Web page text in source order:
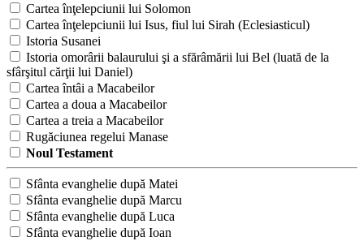
Cartea înţelepciunii lui Solomon
Cartea înţelepciunii lui Isus, fiul lui Sirah (Eclesiasticul)
Istoria Susanei
Istoria omorârii balaurului şi a sfărâmării lui Bel (luată de la
sfârşitul cărţii lui Daniel)
Cartea întâi a Macabeilor
Cartea a doua a Macabeilor
Cartea a treia a Macabeilor
Rugăciunea regelui Manase
Noul Testament
Sfânta evanghelie după Matei
Sfânta evanghelie după Marcu
Sfânta evanghelie după Luca
Sfânta evanghelie după Ioan